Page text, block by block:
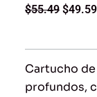
$55.49 Original
$49.59
Cartucho
profundos,